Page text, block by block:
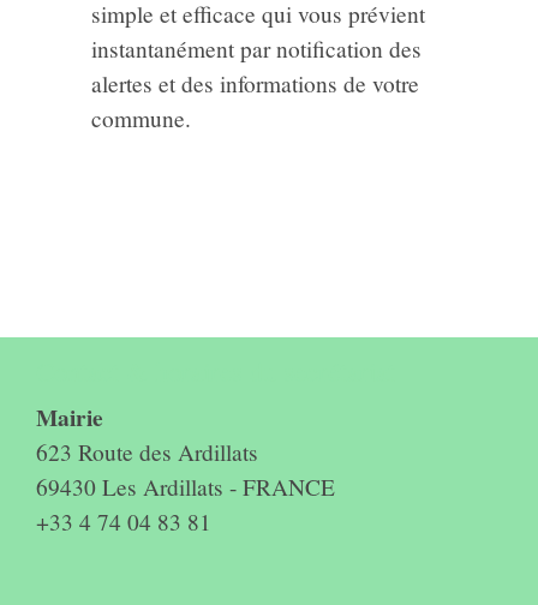
simple et efficace qui vous prévient
instantanément par notification des
alertes et des informations de votre
commune.
Mairie
623 Route des Ardillats
69430 Les Ardillats - FRANCE
+33 4 74 04 83 81